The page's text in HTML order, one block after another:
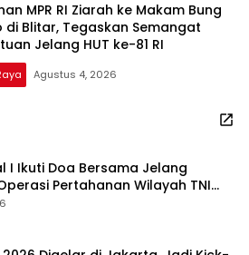
MPR RI Ziarah ke Makam Bung
di Blitar, Tegaskan Semangat
Jelang HUT ke-81 RI
Agustus 4, 2026
I Ikuti Doa Bersama Jelang
Pertahanan Wilayah TNI